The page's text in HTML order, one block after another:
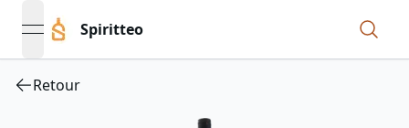
open navigation menu
Spiritteo
Retour